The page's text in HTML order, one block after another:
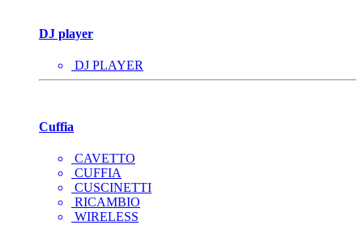
DJ player
DJ PLAYER
Cuffia
CAVETTO
CUFFIA
CUSCINETTI
RICAMBIO
WIRELESS